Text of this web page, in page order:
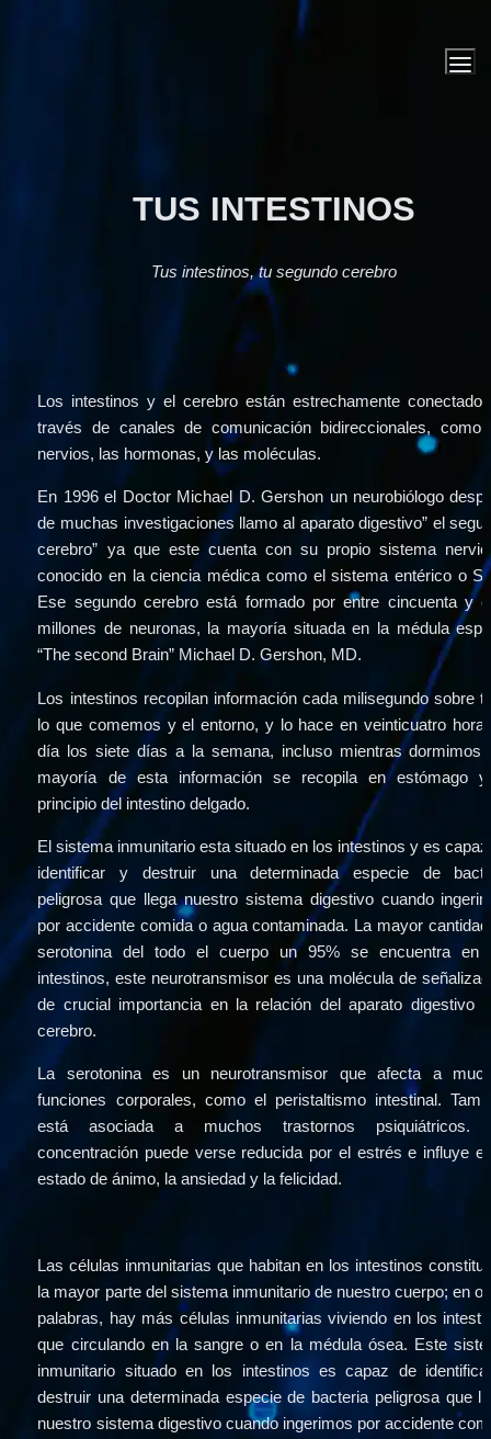
TUS INTESTINOS
Tus intestinos, tu segundo cerebro
Los intestinos y el cerebro están estrechamente
través de canales de comunicación bidireccionales, como
nervios, las hormonas, y las moléculas.
En 1996 el Doctor Michael D. Gershon un neurobiólogo
de muchas investigaciones llamo al aparato digestivo” el
cerebro” ya que este cuenta con su propio sistema
conocido en la ciencia médica como el sistema entérico o
Ese segundo cerebro está formado por entre cincuenta y
millones de neuronas, la mayoría situada en la médula
“The second Brain” Michael D. Gershon, MD.
Los intestinos recopilan información cada milisegundo sobre
lo que comemos y el entorno, y lo hace en veinticuatro
día los siete días a la semana, incluso mientras dormimos.
mayoría de esta información se recopila en estómago
principio del intestino delgado.
El sistema inmunitario esta situado en los intestinos y es
identificar y destruir una determinada especie de
peligrosa que llega nuestro sistema digestivo cuando
por accidente comida o agua contaminada. La mayor
serotonina del todo el cuerpo un 95% se encuentra en
intestinos, este neurotransmisor es una molécula de
de crucial importancia en la relación del aparato digestivo
cerebro.
La serotonina es un neurotransmisor que afecta a
funciones corporales, como el peristaltismo intestinal.
está asociada a muchos trastornos psiquiátricos.
concentración puede verse reducida por el estrés e influye
estado de ánimo, la ansiedad y la felicidad.
Las células inmunitarias que habitan en los intestinos
la mayor parte del sistema inmunitario de nuestro cuerpo; en
palabras, hay más células inmunitarias viviendo en los
que circulando en la sangre o en la médula ósea. Este
inmunitario situado en los intestinos es capaz de
destruir una determinada especie de bacteria peligrosa que
nuestro sistema digestivo cuando ingerimos por accidente